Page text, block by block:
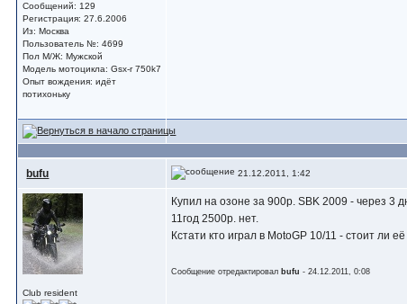
Сообщений: 129
Регистрация: 27.6.2006
Из: Москва
Пользователь №: 4699
Пол М/Ж: Мужской
Модель мотоцикла: Gsx-r 750k7
Опыт вождения: идёт
потихоньку
bufu 21.12.2011, 1:42
Club resident
Купил на озоне за 900р. SBK 2009 - через 3
11год 2500р. нет.
Кстати кто играл в MotoGP 10/11 - стоит ли
Сообщение отредактировал bufu - 24.12.2011, 0:08